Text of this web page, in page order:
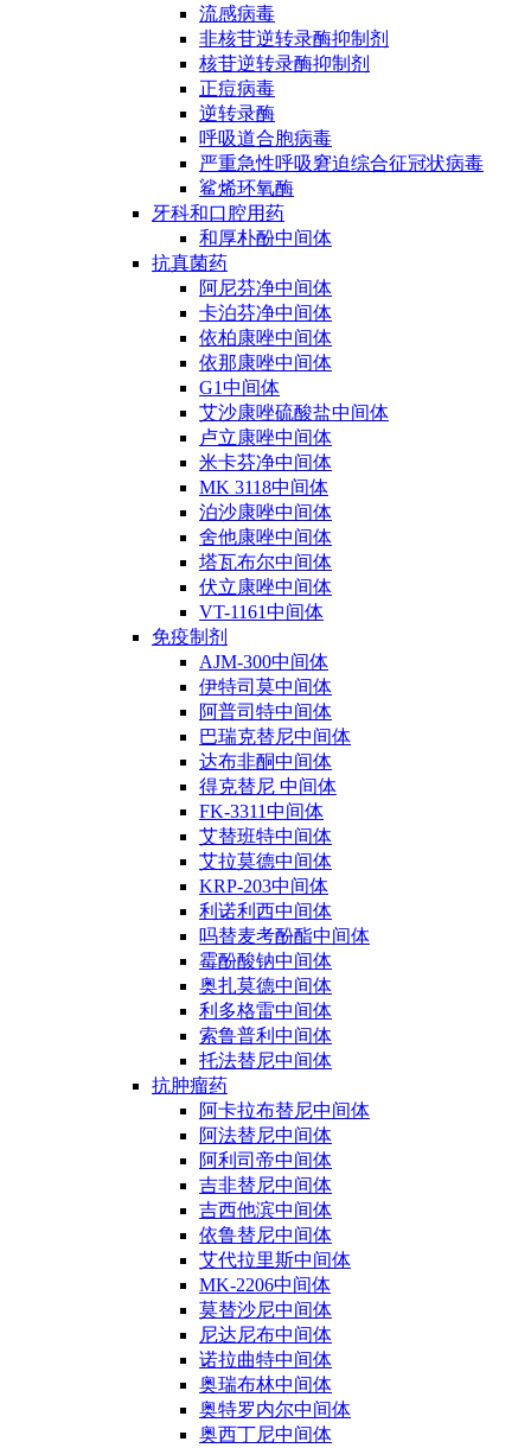
流感病毒
非核苷逆转录酶抑制剂
核苷逆转录酶抑制剂
正痘病毒
逆转录酶
呼吸道合胞病毒
严重急性呼吸窘迫综合征冠状病毒
鲨烯环氧酶
牙科和口腔用药
和厚朴酚中间体
抗真菌药
阿尼芬净中间体
卡泊芬净中间体
依柏康唑中间体
依那康唑中间体
G1中间体
艾沙康唑硫酸盐中间体
卢立康唑中间体
米卡芬净中间体
MK 3118中间体
泊沙康唑中间体
舍他康唑中间体
塔瓦布尔中间体
伏立康唑中间体
VT-1161中间体
免疫制剂
AJM-300中间体
伊特司莫中间体
阿普司特中间体
巴瑞克替尼中间体
达布非酮中间体
得克替尼 中间体
FK-3311中间体
艾替班特中间体
艾拉莫德中间体
KRP-203中间体
利诺利西中间体
吗替麦考酚酯中间体
霉酚酸钠中间体
奥扎莫德中间体
利多格雷中间体
索鲁普利中间体
托法替尼中间体
抗肿瘤药
阿卡拉布替尼中间体
阿法替尼中间体
阿利司帝中间体
吉非替尼中间体
吉西他滨中间体
依鲁替尼中间体
艾代拉里斯中间体
MK-2206中间体
莫替沙尼中间体
尼达尼布中间体
诺拉曲特中间体
奥瑞布林中间体
奥特罗内尔中间体
奥西丁尼中间体